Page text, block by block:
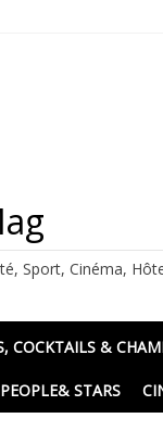
Sport, Cinéma,
COCKTAILS &
PEOPLE& STARS